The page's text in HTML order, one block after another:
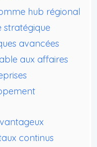
hub régional
stratégique
avancées
aux affaires
continus